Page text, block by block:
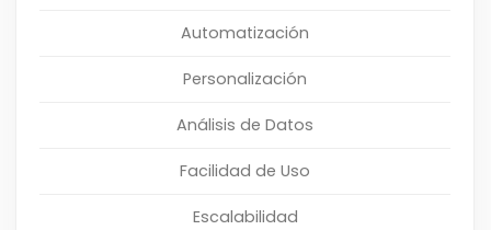
Automatización
Personalización
Análisis de Datos
Facilidad de Uso
Escalabilidad